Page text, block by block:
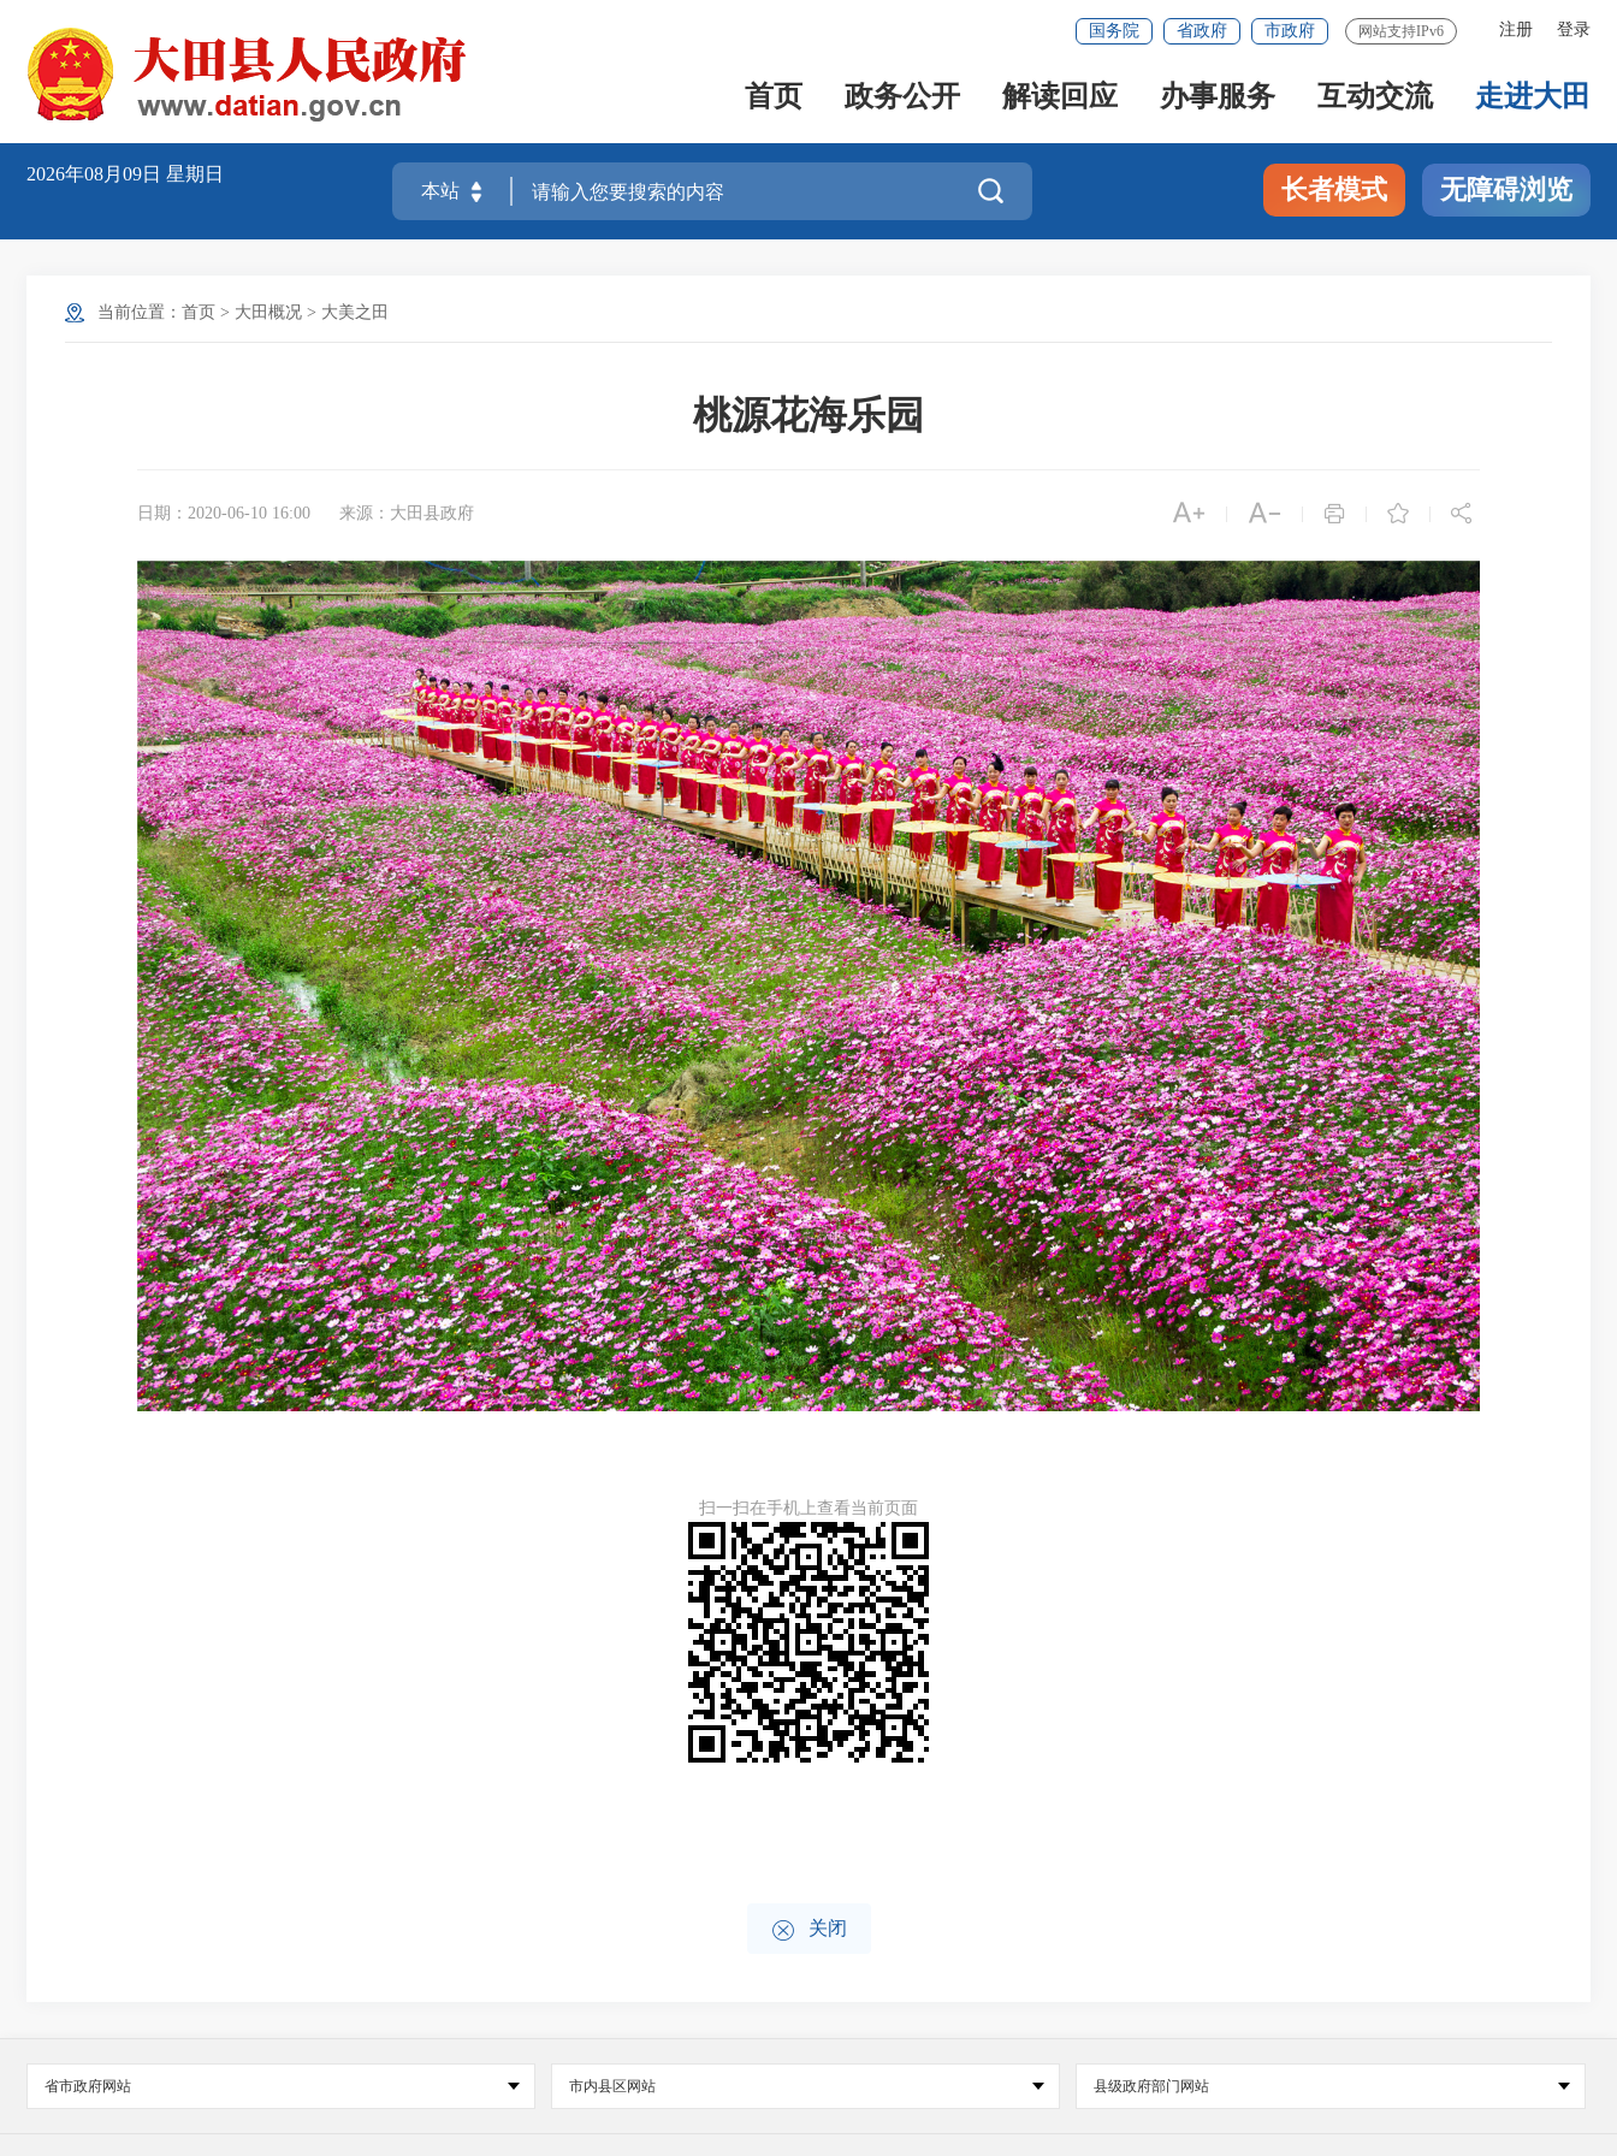
注册 登录
国务院 省政府 市政府 网站支持IPv6
首页 政务公开 解读回应 办事服务 互动交流 走进大田
2026年08月09日 星期日
 长者模式 无障碍浏览
当前位置： 首页 > 大田概况 > 大美之田
桃源花海乐园
日期：2020-06-10 16:00 来源：大田县政府     
扫一扫在手机上查看当前页面
 关闭
省市政府网站 市内县区网站 县级政府部门网站